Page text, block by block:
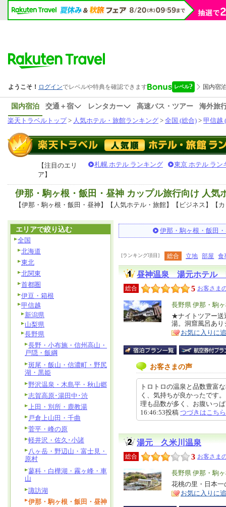
国内宿泊 交通＋宿 レンタカー 高速バス・ツアー
海外旅
楽天トラベルトップ> 人気ホテル・旅館ランキング > 全国 (総合) > 甲信越
【注目のエリ
ア】
札幌 ホテル ランキング 東京 ホテル ラン
伊那・駒ヶ根・飯田・昼神 カップル旅行向け 人
【伊那・駒ヶ根・飯田・昼神】【人気ホテル・旅館】【ビジネス】【
伊那・駒ヶ根・飯田
[ランキング項目] 総合 立地 部屋 食
昼神温泉 湯元ホテル
総合 5 お客さま
エ
リ
ア
長野県 伊那・駒
特
徴
★ナイトツアー送
湯。洞窟風呂あ
お気に入りに
お客さまの声
トロトロの温泉と品数豊富
く、気持ちが良かったです
理も品数が多く、お腹いっ
16:46:53投稿 つづきはこちら
湯元 久米川温泉
総合 3 お客さま
エ
リ
ア
長野県 伊那・駒
特
徴
花桃の里・日本
お気に入りに
エリアで絞り込む
全国
北海道
東北
北関東
首都圏
伊豆・箱根
甲信越
新潟県
山梨県
長野県
長野・小布施・信州高山・
戸隠・飯綱
斑尾・飯山・信濃町・野尻
湖・黒姫
野沢温泉・木島平・秋山郷
志賀高原･湯田中･渋
上田・別所・鹿教湯
戸倉上山田・千曲
菅平・峰の原
軽井沢・佐久･小諸
八ヶ岳・野辺山・富士見・
原村
蓼科・白樺湖・霧ヶ峰・車
山
諏訪湖
伊那・駒ヶ根・飯田・昼神